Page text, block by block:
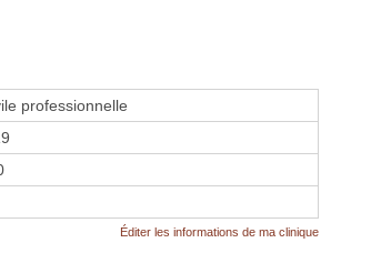
professionnelle
Éditer les informations de ma clinique